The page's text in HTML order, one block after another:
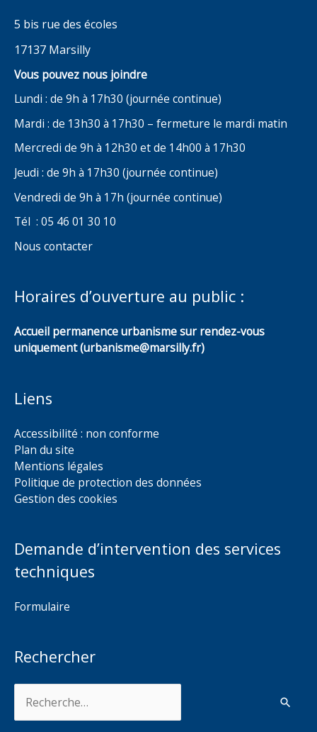
5 bis rue des écoles
17137 Marsilly
Vous pouvez nous joindre
Lundi : de 9h à 17h30 (journée continue)
Mardi : de 13h30 à 17h30 – fermeture le mardi matin
Mercredi de 9h à 12h30 et de 14h00 à 17h30
Jeudi : de 9h à 17h30 (journée continue)
Vendredi de 9h à 17h (journée continue)
Tél : 05 46 01 30 10
Nous contacter
Horaires d’ouverture au public :
Accueil permanence urbanisme sur rendez-vous
uniquement (urbanisme@marsilly.fr)
Liens
Accessibilité : non conforme
Plan du site
Mentions légales
Politique de protection des données
Gestion des cookies
Demande d’intervention des services
techniques
Formulaire
Rechercher